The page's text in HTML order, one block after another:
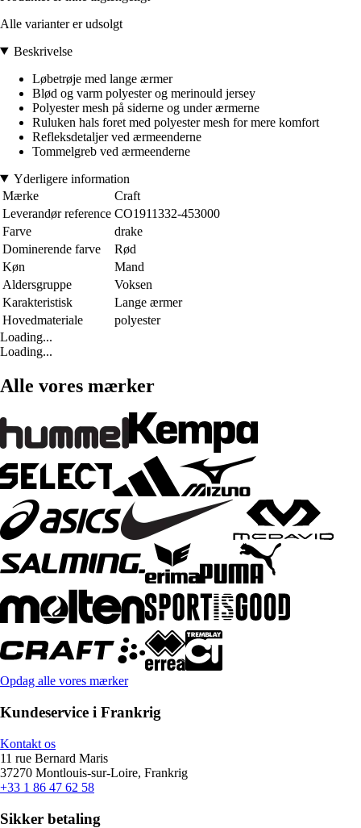
Alle varianter er udsolgt
Beskrivelse
Løbetrøje med lange ærmer
Blød og varm polyester og merinould jersey
Polyester mesh på siderne og under ærmerne
Ruluken hals foret med polyester mesh for mere komfort
Refleksdetaljer ved ærmeenderne
Tommelgreb ved ærmeenderne
Yderligere information
Mærke
Craft
Leverandør reference CO1911332-453000
Farve
drake
Dominerende farve
Rød
Køn
Mand
Aldersgruppe
Voksen
Karakteristisk
Lange ærmer
Hovedmateriale
polyester
Loading...
Loading...
Alle vores mærker
Opdag alle vores mærker
Kundeservice i Frankrig
Kontakt os
11 rue Bernard Maris
37270 Montlouis-sur-Loire, Frankrig
+33 1 86 47 62 58
Sikker betaling